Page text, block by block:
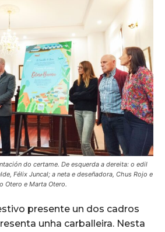
do certame. De esquerda a dereita: o edil
Félix Juncal; a neta e deseñadora, Chus Rojo e
Otero e Marta Otero.
presente un dos cadros
unha carballeira. Nesta